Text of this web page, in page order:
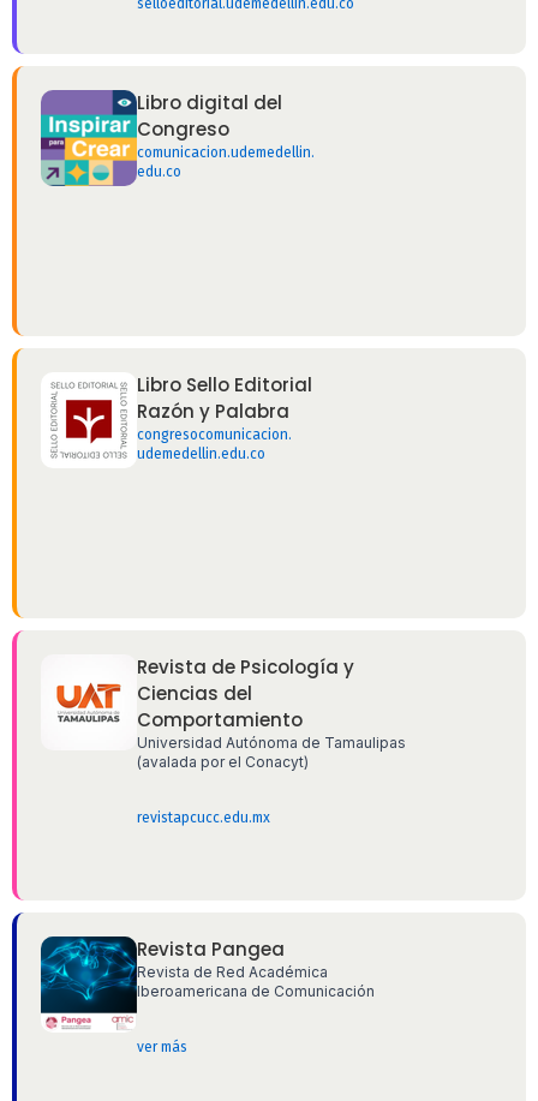
selloeditorial.udemedellin.edu.co
Libro digital del
Congreso
comunicacion.udemedellin.
edu.co
Libro Sello Editorial
Razón y Palabra
congresocomunicacion.
udemedellin.edu.co
Revista de Psicología y
Ciencias del
Comportamiento
Universidad Autónoma de Tamaulipas
(avalada por el Conacyt)
revistapcucc.edu.mx
Revista Pangea
Revista de Red Académica
Iberoamericana de Comunicación
ver más